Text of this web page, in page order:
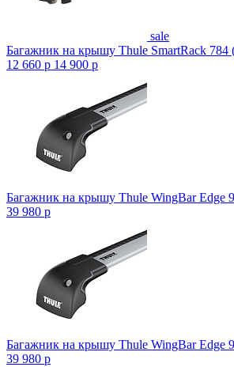
sale
Багажник на крышу Thule SmartRack 784
12 660 p 14 900 p
Багажник на крышу Thule WingBar Edge
39 980 p
Багажник на крышу Thule WingBar Edge
39 980 p